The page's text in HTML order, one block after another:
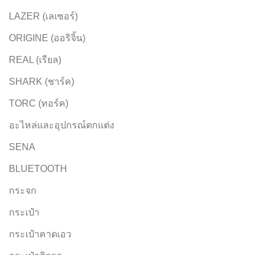
LAZER (เลเซอร์)
ORIGINE (ออริจิ้น)
REAL (เรียล)
SHARK (ชาร์ค)
TORC (ทอร์ค)
อะไหล่และอุปกรณ์ตกแต่ง
SENA
BLUETOOTH
กระจก
กระเป๋า
กระเป๋าคาดเอว